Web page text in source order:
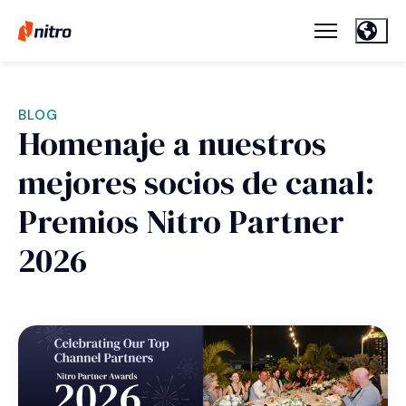
BLOG
Homenaje a nuestros
mejores socios de canal:
Premios Nitro Partner
2026